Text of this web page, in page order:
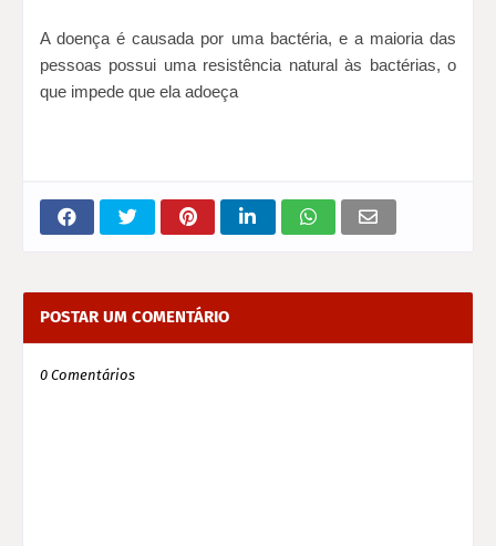
A doença é causada por uma bactéria, e a maioria das
pessoas possui uma resistência natural às bactérias, o
que impede que ela adoeça
POSTAR UM COMENTÁRIO
0 Comentários